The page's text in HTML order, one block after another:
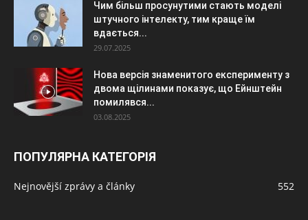
Чим більш просунутими стають моделі
штучного інтелекту, тим краще їм
вдається...
29.07.2025
Нова версія знаменитого експерименту з
двома щілинами показує, що Ейнштейн
помилявся...
03.08.2025
ПОПУЛЯРНА КАТЕГОРІЯ
Nejnovější zprávy a články 552